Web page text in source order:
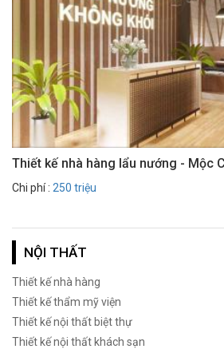
Thiết kế nhà hàng lẩu nướng - Mộc
Chi phí : 250 triệu
NỘI THẤT
Thiết kế nhà hàng
Thiết kế thẩm mỹ viện
Thiết kế nội thất biệt thự
Thiết kế nội thất khách sạn